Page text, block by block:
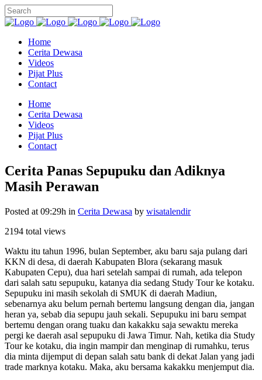
Home
Cerita Dewasa
Videos
Pijat Plus
Contact
Home
Cerita Dewasa
Videos
Pijat Plus
Contact
Cerita Panas Sepupuku dan Adiknya
Masih Perawan
Posted at 09:29h in Cerita Dewasa by wisatalendir
2194 total views
Waktu itu tahun 1996, bulan September, aku baru saja pulang dari
KKN di desa, di daerah Kabupaten Blora (sekarang masuk
Kabupaten Cepu), dua hari setelah sampai di rumah, ada telepon
dari salah satu sepupuku, katanya dia sedang Study Tour ke kotaku.
Sepupuku ini masih sekolah di SMUK di daerah Madiun,
sebenarnya aku belum pernah bertemu langsung dengan dia, jangan
heran ya, sebab dia sepupu jauh sekali. Sepupuku ini baru sempat
bertemu dengan orang tuaku dan kakakku saja sewaktu mereka
pergi ke daerah asal sepupuku di Jawa Timur. Nah, ketika dia Study
Tour ke kotaku, dia ingin mampir dan menginap di rumahku, terus
dia minta dijemput di depan salah satu bank di dekat Jalan yang jadi
trade marknya kotaku. Maka, aku bersama kakakku menjemput dia.